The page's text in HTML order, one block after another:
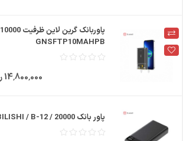
GNSFTP10MAHPB
14٬800٬000 ریال
پاور بانک BILISHI / B-12 / 20000